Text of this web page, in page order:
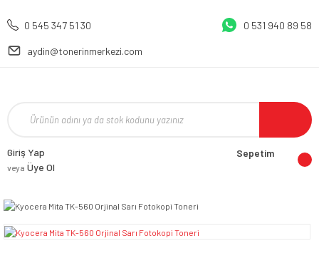
0 545 347 51 30 0 531 940 89 58
aydin@tonerinmerkezi.com
Giriş Yap
veya Üye Ol
Sepetim